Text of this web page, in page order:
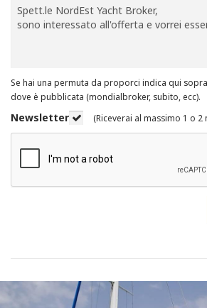
Se hai una permuta da proporci indica qui
dove è pubblicata (mondialbroker, subito, ecc).
Newsletter (Riceverai al massimo 1 o 2